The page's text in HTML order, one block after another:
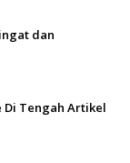
ingat dan
Di Tengah Artikel